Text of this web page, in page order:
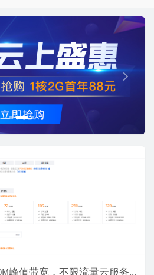
N
t
震惊！腾讯云推出200M峰值带宽，不限流量云服务器